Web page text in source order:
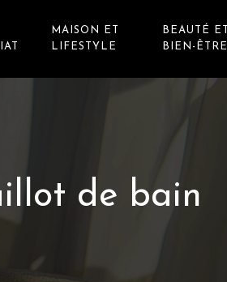
MAISON ET
LIFESTYLE
BEAUTÉ ET
BIEN-ÊTRE
de bain